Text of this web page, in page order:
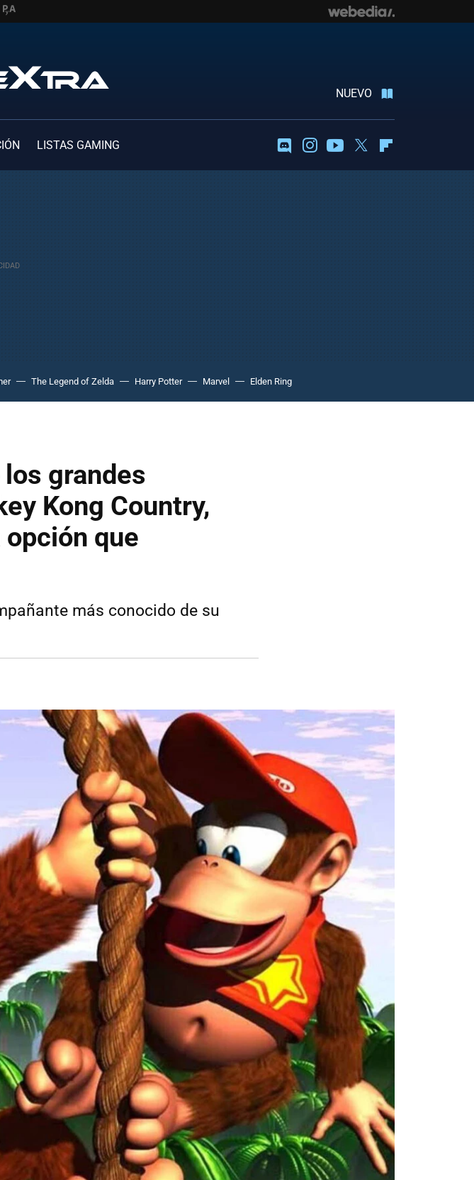
NUEVO
LISTAS GAMING DiscordInstagramYoutubeTwitter
The Legend of Zelda Harry Potter Marvel Elden Ring
grandes
Kong Country,
que
más conocido de su